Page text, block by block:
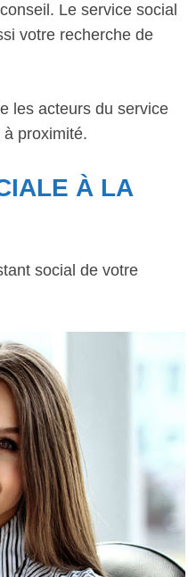
Le service social
votre recherche de
les acteurs du service
proximité.
À LA
social de votre